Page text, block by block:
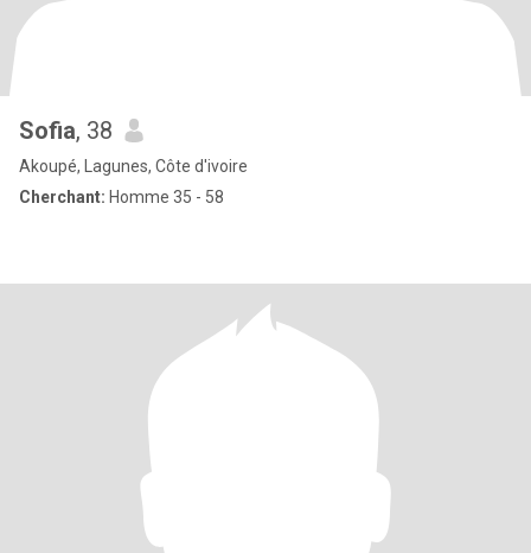
Sofia, 38
Akoupé, Lagunes, Côte d'ivoire
Cherchant: Homme 35 - 58